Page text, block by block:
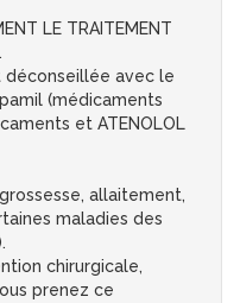
LE TRAITEMENT
déconseillée avec le
(médicaments
et ATENOLOL
allaitement,
maladies des
chirurgicale,
prenez ce